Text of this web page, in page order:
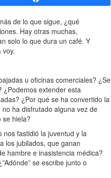
de lo que sigue, ¿qué
Hay otras muchas,
solo lo que dura un café. Y
voy.
u oficinas comerciales? ¿Se
¿Podemos extender esta
¿Por qué se ha convertido la
ha disfrutado alguna vez de
se hiela?
nos fastidió la juventud y la
los jubilados, que ganan
hambre e inasistencia médica?
se escribe junto o